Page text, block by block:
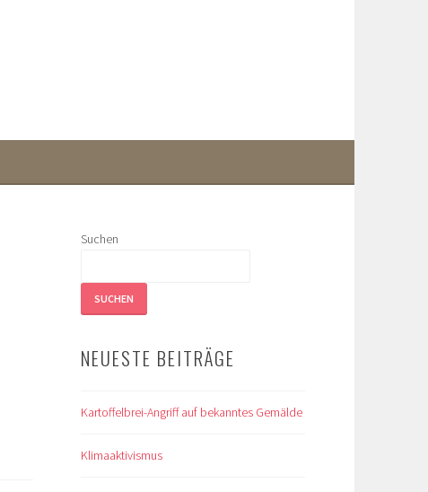
Suchen
SUCHEN
NEUESTE BEITRÄGE
Kartoffelbrei-Angriff auf bekanntes Gemälde
Klimaaktivismus